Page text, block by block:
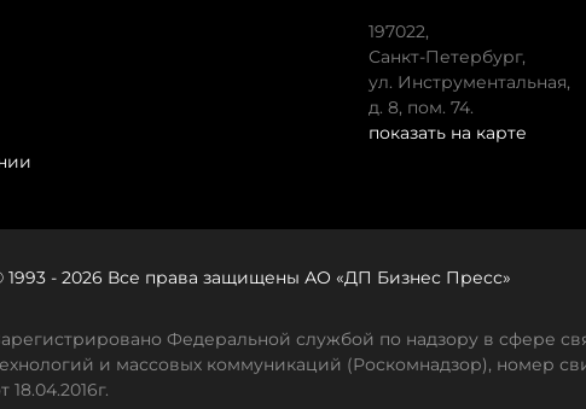
197022,
Санкт-Петербург,
ул. Инструментальная,
д. 8, пом. 74.
показать на карте
1993 - 2026 Все права защищены АО «ДП Бизнес Пресс»
Федеральной службой по надзору в сфере
и массовых коммуникаций (Роскомнадзор), номер
18.04.2016г.